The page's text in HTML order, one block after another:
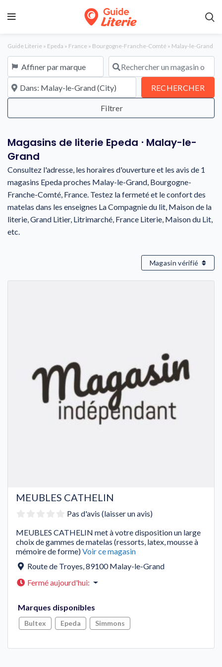
Guide Literie » Epeda » France » Bourgogne-Franche-Comté » Malay-le-Grand
Affiner par marque Rechercher un magasin ou une
À proximité de RECHERCHER
Magasins de literie Epeda ⋅ Malay-le-
Grand
Consultez l'adresse, les horaires d'ouverture et les avis de 1
magasins Epeda proches Malay-le-Grand, Bourgogne-
Franche-Comté, France. Testez la fermeté et le confort des
matelas dans les enseignes La Compagnie du lit, Maison de la
literie, Grand Litier, Litrimarché, France Literie, Maison du Lit,
etc.
Magasin vérifié
MEUBLES CATHELIN
Pas d'avis (laisser un avis)
MEUBLES CATHELIN met à votre disposition un large
choix de gammes de matelas (ressorts, latex, mousse à
mémoire de forme)Voir ce magasin
Route de Troyes,89100 Malay-le-Grand
Fermé aujourd'hui:
Marques disponibles
Bultex Epeda Simmons